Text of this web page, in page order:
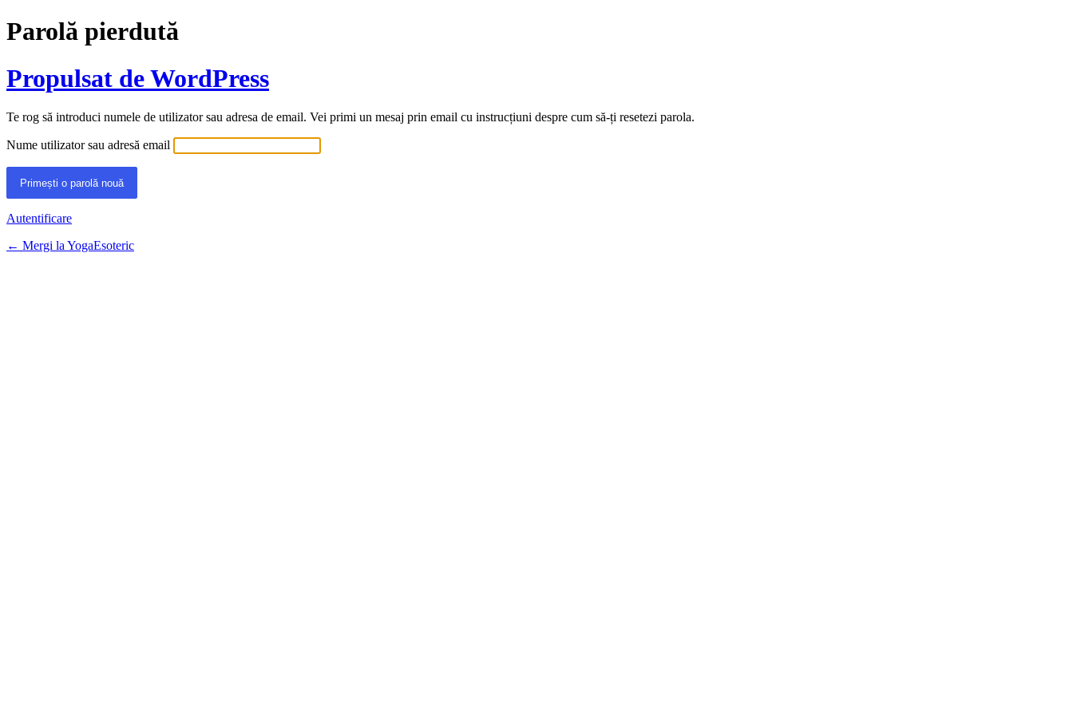
Parolă pierdută
Propulsat de WordPress
Te rog să introduci numele de utilizator sau adresa de email. Vei primi un mesaj prin email cu instrucțiuni despre cum să-ți resetezi parola.
Nume utilizator sau adresă email
Autentificare
← Mergi la YogaEsoteric